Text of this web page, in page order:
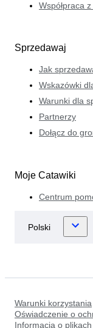
Współpraca
Sprzedawaj
Jak
Wskazówki
Warunki dla
Partnerzy
Dołącz do
Moje Catawiki
Centrum
Warunki korzystania
Oświadczenie o
Informacja o